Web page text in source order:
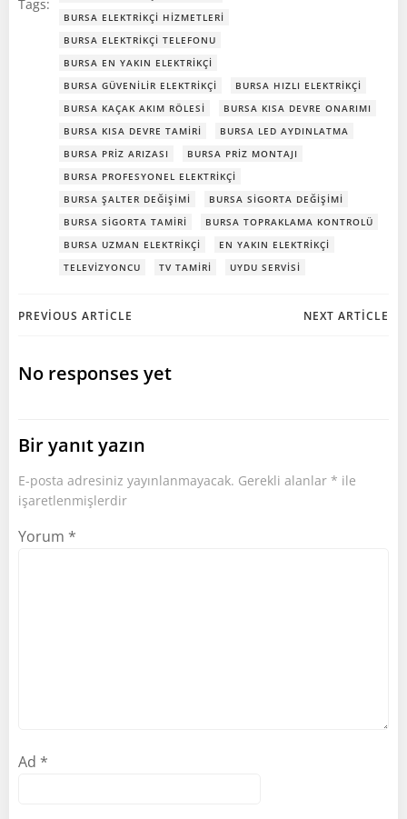
Tags:
BURSA ELEKTRIKÇI HIZMETLERI
BURSA ELEKTRIKÇI TELEFONU
BURSA EN YAKIN ELEKTRIKÇI
BURSA GÜVENILIR ELEKTRIKÇI
BURSA HIZLI ELEKTRIKÇI
BURSA KAÇAK AKIM RÖLESI
BURSA KISA DEVRE ONARIMI
BURSA KISA DEVRE TAMIRI
BURSA LED AYDINLATMA
BURSA PRIZ ARIZASI
BURSA PRIZ MONTAJI
BURSA PROFESYONEL ELEKTRIKÇI
BURSA ŞALTER DEĞIŞIMI
BURSA SIGORTA DEĞIŞIMI
BURSA SIGORTA TAMIRI
BURSA TOPRAKLAMA KONTROLÜ
BURSA UZMAN ELEKTRIKÇI
EN YAKIN ELEKTRIKÇI
TELEVIZYONCU
TV TAMIRI UYDU SERVISI
Post
navigation
PREVIOUS ARTICLE NEXT ARTICLE
No responses yet
Bir yanıt yazın
E-posta adresiniz yayınlanmayacak. Gerekli alanlar * ile
işaretlenmişlerdir
Yorum *
Ad *